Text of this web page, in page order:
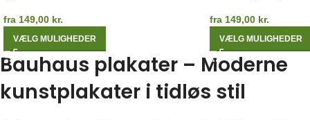
fra 149,00 kr.
VÆLG MULIGHEDER
fra 149,00 kr.
VÆLG MULIGHEDER
Bauhaus plakater – Moderne
kunstplakater i tidløs stil